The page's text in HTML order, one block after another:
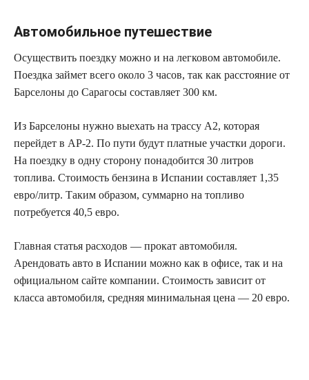
Автомобильное путешествие
Осуществить поездку можно и на легковом автомобиле.
Поездка займет всего около 3 часов, так как расстояние от
Барселоны до Сарагосы составляет 300 км.
Из Барселоны нужно выехать на трассу A2, которая
перейдет в AP-2. По пути будут платные участки дороги.
На поездку в одну сторону понадобится 30 литров
топлива. Стоимость бензина в Испании составляет 1,35
евро/литр. Таким образом, суммарно на топливо
потребуется 40,5 евро.
Главная статья расходов — прокат автомобиля.
Арендовать авто в Испании можно как в офисе, так и на
официальном сайте компании. Стоимость зависит от
класса автомобиля, средняя минимальная цена — 20 евро.